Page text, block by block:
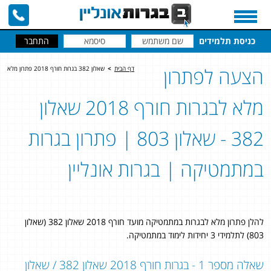
כניסת תלמידים
דף הבית > שאלון 382 בגרות חורף 2018 פתרון מלא
הצעה לפתרון
מלא לבגרות חורף 2018 שאלון
382 - שאלון 803 | פתרון בגרות
במתמטיקה | בגרות אונליין
להלן פתרון מלא לבגרות במתמטיקה מועד חורף 2018 שאלון 382 (שאלון
803) לתלמידי 3 יחידות לימוד במתמטיקה.
שאלה מספר 1 - בגרות חורף 2018 שאלון 382 / שאלון